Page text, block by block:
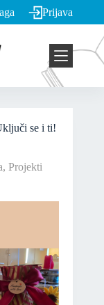
Prijava
se i ti!
, Projekti